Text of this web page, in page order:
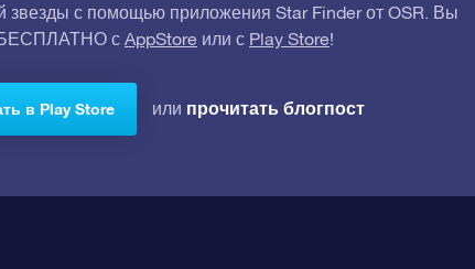
звезды с помощью приложения Star Finder от OSR. Вы
БЕСПЛАТНО с AppStore или с Play Store!
в Play Store или прочитать блогпост